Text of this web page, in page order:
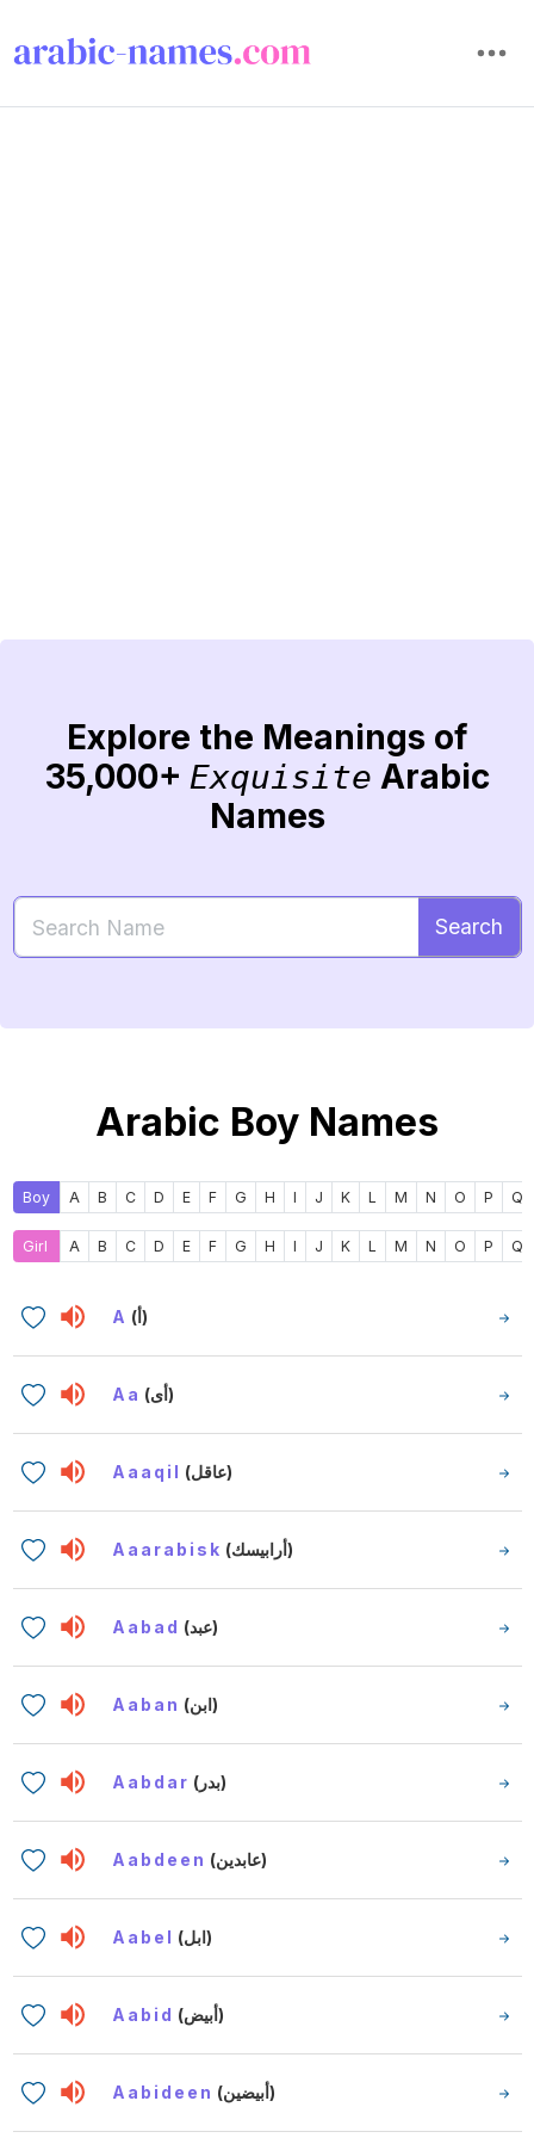
Explore the Meanings of
35,000+ Exquisite Arabic
Names
Search
Arabic Boy Names
Boy A B C D E F G H I J K L M N O P Q
Girl A B C D E F G H I J K L M N O P Q
A (أ)
Aa (أى)
Aaaqil (عاقل)
Aaarabisk (أرابيسك)
Aabad (عبد)
Aaban (ابن)
Aabdar (بدر)
Aabdeen (عابدين)
Aabel (ابل)
Aabid (أبيض)
Aabideen (أبيضين)